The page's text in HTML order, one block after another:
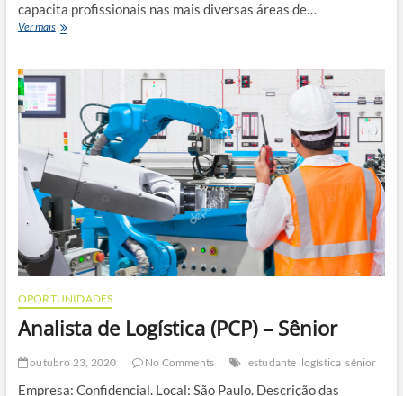
capacita profissionais nas mais diversas áreas de…
Ver maisJOVENS
OPORTUNIDADES
Analista de Logística (PCP) – Sênior
outubro 23, 2020 No Comments estudante logística sênior
Empresa: Confidencial. Local: São Paulo. Descrição das